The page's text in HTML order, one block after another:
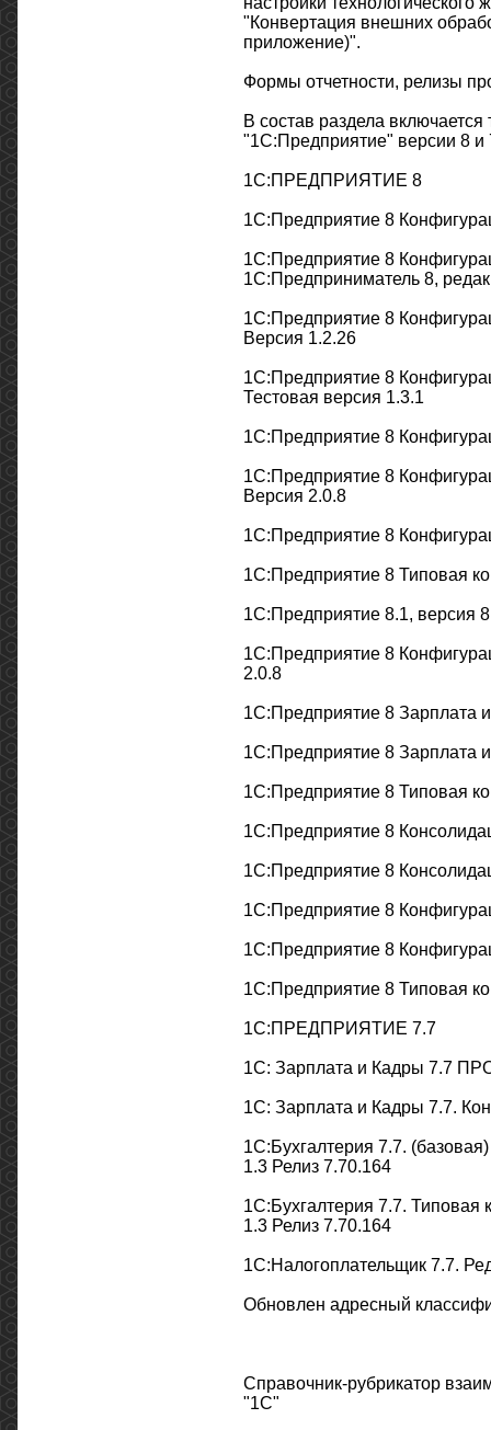
"Конвертация внешних
приложение)".
Формы отчетности, релизы
В состав раздела
"1С:Предприятие" версии 8 и
1С:ПРЕДПРИЯТИЕ 8
1С:Предприятие 8
1С:Предприятие 8
1С:Предприниматель 8,
1С:Предприятие 8
Версия 1.2.26
1С:Предприятие 8
Тестовая версия 1.3.1
1С:Предприятие 8
1С:Предприятие 8
Версия 2.0.8
1С:Предприятие 8
1С:Предприятие 8 Типовая
1С:Предприятие 8.1, версия
1С:Предприятие 8
2.0.8
1С:Предприятие 8 Зарплата
1С:Предприятие 8 Зарплата
1С:Предприятие 8 Типовая
1С:Предприятие 8
1С:Предприятие 8
1С:Предприятие 8
1С:Предприятие 8
1С:Предприятие 8 Типовая
1С:ПРЕДПРИЯТИЕ 7.7
1С: Зарплата и Кадры 7.7
1С: Зарплата и Кадры 7.7.
1С:Бухгалтерия 7.7.
1.3 Релиз 7.70.164
1С:Бухгалтерия 7.7. Типовая
1.3 Релиз 7.70.164
1С:Налогоплательщик 7.7.
Обновлен адресный
Справочник-рубрикатор
"1С"